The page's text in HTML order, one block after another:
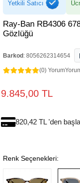
Yetkili Satıcı
Ray-Ban RB4306
Gözlüğü
Barkod : 8056262314654
(0) Yorum
9.845,00 TL
820,42 TL 'den
Renk Seçenekleri: